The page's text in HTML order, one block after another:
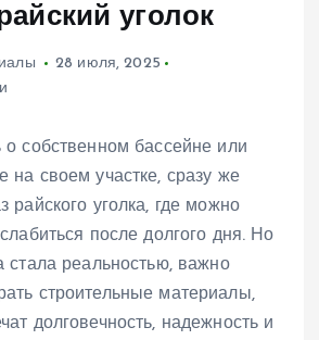
уголок
28 июля, 2025
о собственном бассейне или
на своем участке, сразу же
райского уголка, где можно
после долгого дня. Но
стала реальностью, важно
строительные материалы,
долговечность, надежность и